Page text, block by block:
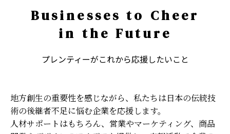
Businesses to Cheer
in the Future
プレンティーがこれから応援したいこと
地方創生の重要性を感じながら、私たちは日本の伝統技
術の後継者不足に悩む企業を応援します。
人材サポートはもちろん、営業やマーケティング、商品